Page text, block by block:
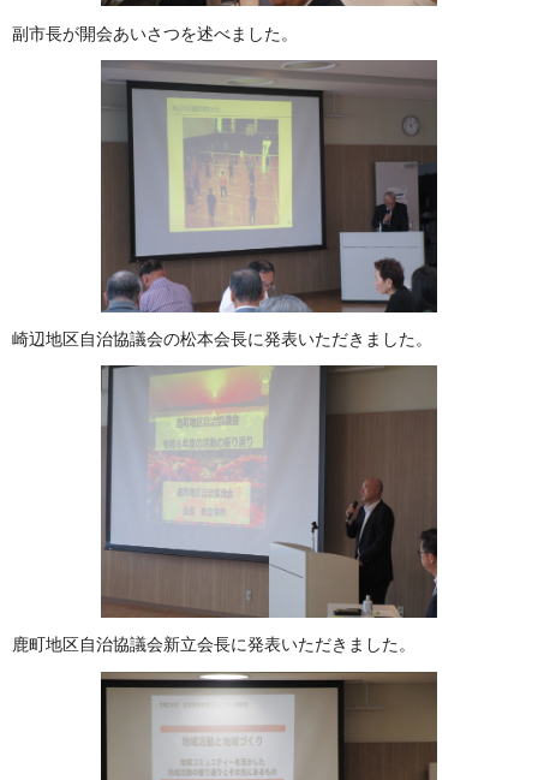
副市長が開会あいさつを述べました。
崎辺地区自治協議会の松本会長に発表いただきました。
鹿町地区自治協議会新立会長に発表いただきました。